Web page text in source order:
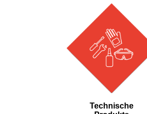
Technische